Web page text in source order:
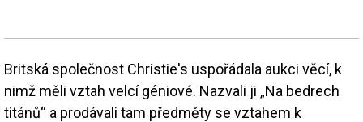
Britská společnost Christie's uspořádala aukci věcí, k
nimž měli vztah velcí géniové. Nazvali ji „Na bedrech
titánů“ a prodávali tam předměty se vztahem k